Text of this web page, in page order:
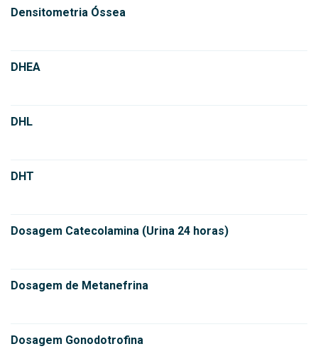
Densitometria Óssea
DHEA
DHL
DHT
Dosagem Catecolamina (Urina 24 horas)
Dosagem de Metanefrina
Dosagem Gonodotrofina